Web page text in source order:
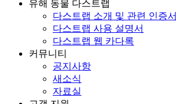
유해 동물 다스트랩
다스트랩 소개 및 관련 인증서
다스트랩 사용 설명서
다스트랩 웹 카다록
커뮤니티
공지사항
새소식
자료실